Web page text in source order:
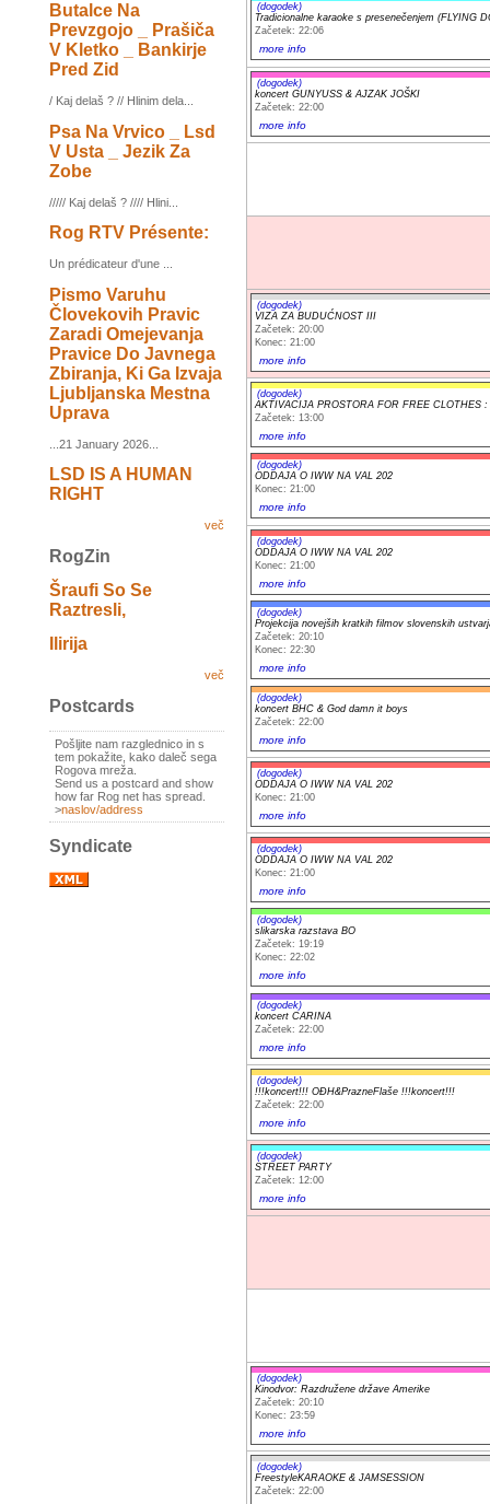
Butalce Na
Prevzgojo _ Prašiča
V Kletko _ Bankirje
Pred Zid
/ Kaj delaš ? // Hlinim dela...
Psa Na Vrvico _ Lsd
V Usta _ Jezik Za
Zobe
///// Kaj delaš ? //// Hlini...
Rog RTV Présente:
Un prédicateur d'une ...
Pismo Varuhu
Človekovih Pravic
Zaradi Omejevanja
Pravice Do Javnega
Zbiranja, Ki Ga Izvaja
Ljubljanska Mestna
Uprava
...21 January 2026...
LSD IS A HUMAN
RIGHT
več
RogZin
Šraufi So Se
Raztresli,
Ilirija
več
Postcards
Pošljite nam razglednico in s
tem pokažite, kako daleč sega
Rogova mreža.
Send us a postcard and show
how far Rog net has spread.
>naslov/address
Syndicate
(dogodek)
Tradicionalne karaoke s presenečenjem (FLYING
Začetek: 22:06
more info
(dogodek)
koncert GUNYUSS & AJZAK JOŠKI
Začetek: 22:00
more info
(dogodek)
VIZA ZA BUDUĆNOST III
Začetek: 20:00
Konec: 21:00
more info
(dogodek)
AKTIVACIJA PROSTORA FOR FREE CLOTHES
Začetek: 13:00
more info
(dogodek)
ODDAJA O IWW NA VAL 202
Konec: 21:00
more info
(dogodek)
ODDAJA O IWW NA VAL 202
Konec: 21:00
more info
(dogodek)
Projekcija novejših kratkih filmov slovenskih
Začetek: 20:10
Konec: 22:30
more info
(dogodek)
koncert BHC & God damn it boys
Začetek: 22:00
more info
(dogodek)
ODDAJA O IWW NA VAL 202
Konec: 21:00
more info
(dogodek)
ODDAJA O IWW NA VAL 202
Konec: 21:00
more info
(dogodek)
slikarska razstava BO
Začetek: 19:19
Konec: 22:02
more info
(dogodek)
koncert CARINA
Začetek: 22:00
more info
(dogodek)
!!!koncert!!! OĐH&PrazneFlaše !!!koncert!!!
Začetek: 22:00
more info
(dogodek)
STREET PARTY
Začetek: 12:00
more info
(dogodek)
Kinodvor: Razdružene države Amerike
Začetek: 20:10
Konec: 23:59
more info
(dogodek)
FreestyleKARAOKE & JAMSESSION
Začetek: 22:00